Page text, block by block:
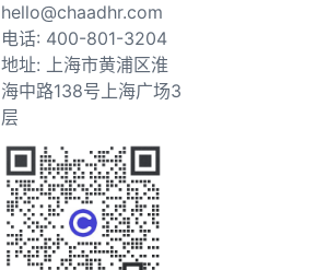
hello@chaadhr.com
电话: 400-801-3204
地址: 上海市黄浦区淮
海中路138号上海广场3
层